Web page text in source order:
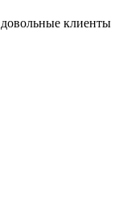
клиенты